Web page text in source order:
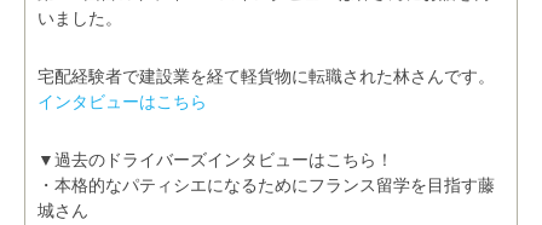
いました。
宅配経験者で建設業を経て軽貨物に転職された林さんです。
インタビューはこちら
▼過去のドライバーズインタビューはこちら！
・本格的なパティシエになるためにフランス留学を目指す藤
城さん